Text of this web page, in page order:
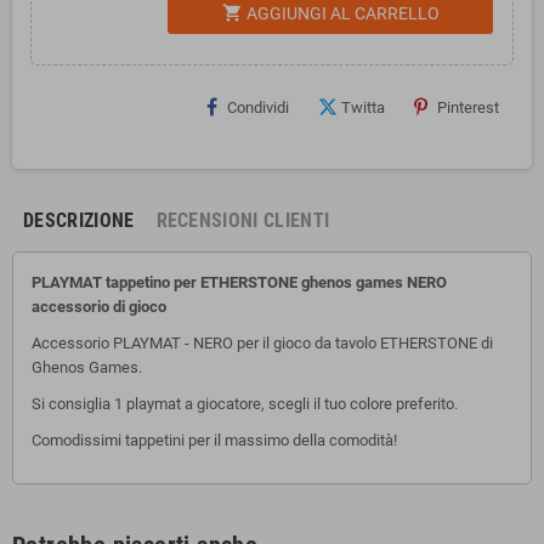
shopping_cart AGGIUNGI AL CARRELLO
Condividi Twitta Pinterest
DESCRIZIONE RECENSIONI CLIENTI
PLAYMAT tappetino per ETHERSTONE ghenos games NERO
accessorio di gioco
Accessorio PLAYMAT - NERO per il gioco da tavolo ETHERSTONE di
Ghenos Games.
Si consiglia 1 playmat a giocatore, scegli il tuo colore preferito.
Comodissimi tappetini per il massimo della comodità!